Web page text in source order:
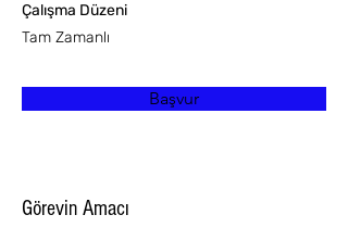
Çalışma Düzeni
Tam Zamanlı
Başvur
Görevin Amacı